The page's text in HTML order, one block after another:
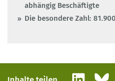
abhängig Beschäftigte
Die besondere Zahl:
LinkedIn